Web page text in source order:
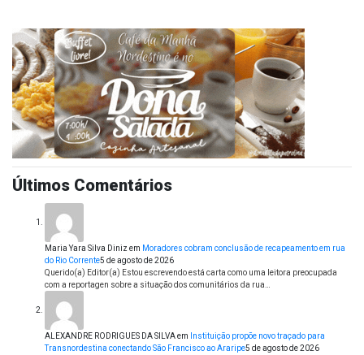
Últimos Comentários
Maria Yara Silva Dinizem Moradores cobram conclusão de recapeamento em rua
do Rio Corrente5 de agosto de 2026
Querido(a) Editor(a) Estou escrevendo está carta como uma leitora preocupada
com a reportagen sobre a situação dos comunitários da rua…
ALEXANDRE RODRIGUES DA SILVAem
Instituição propõe novo traçado para
Transnordestina conectando São Francisco ao Araripe5 de agosto de 2026